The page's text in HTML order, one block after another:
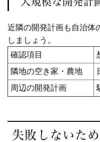
近隣の開発計画も自治体
しましょう。
確認項目
隣地の空き家・農地
周辺の開発計画
失敗しないた